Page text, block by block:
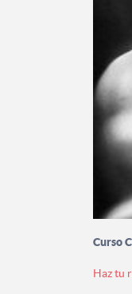
Curso
Haz tu